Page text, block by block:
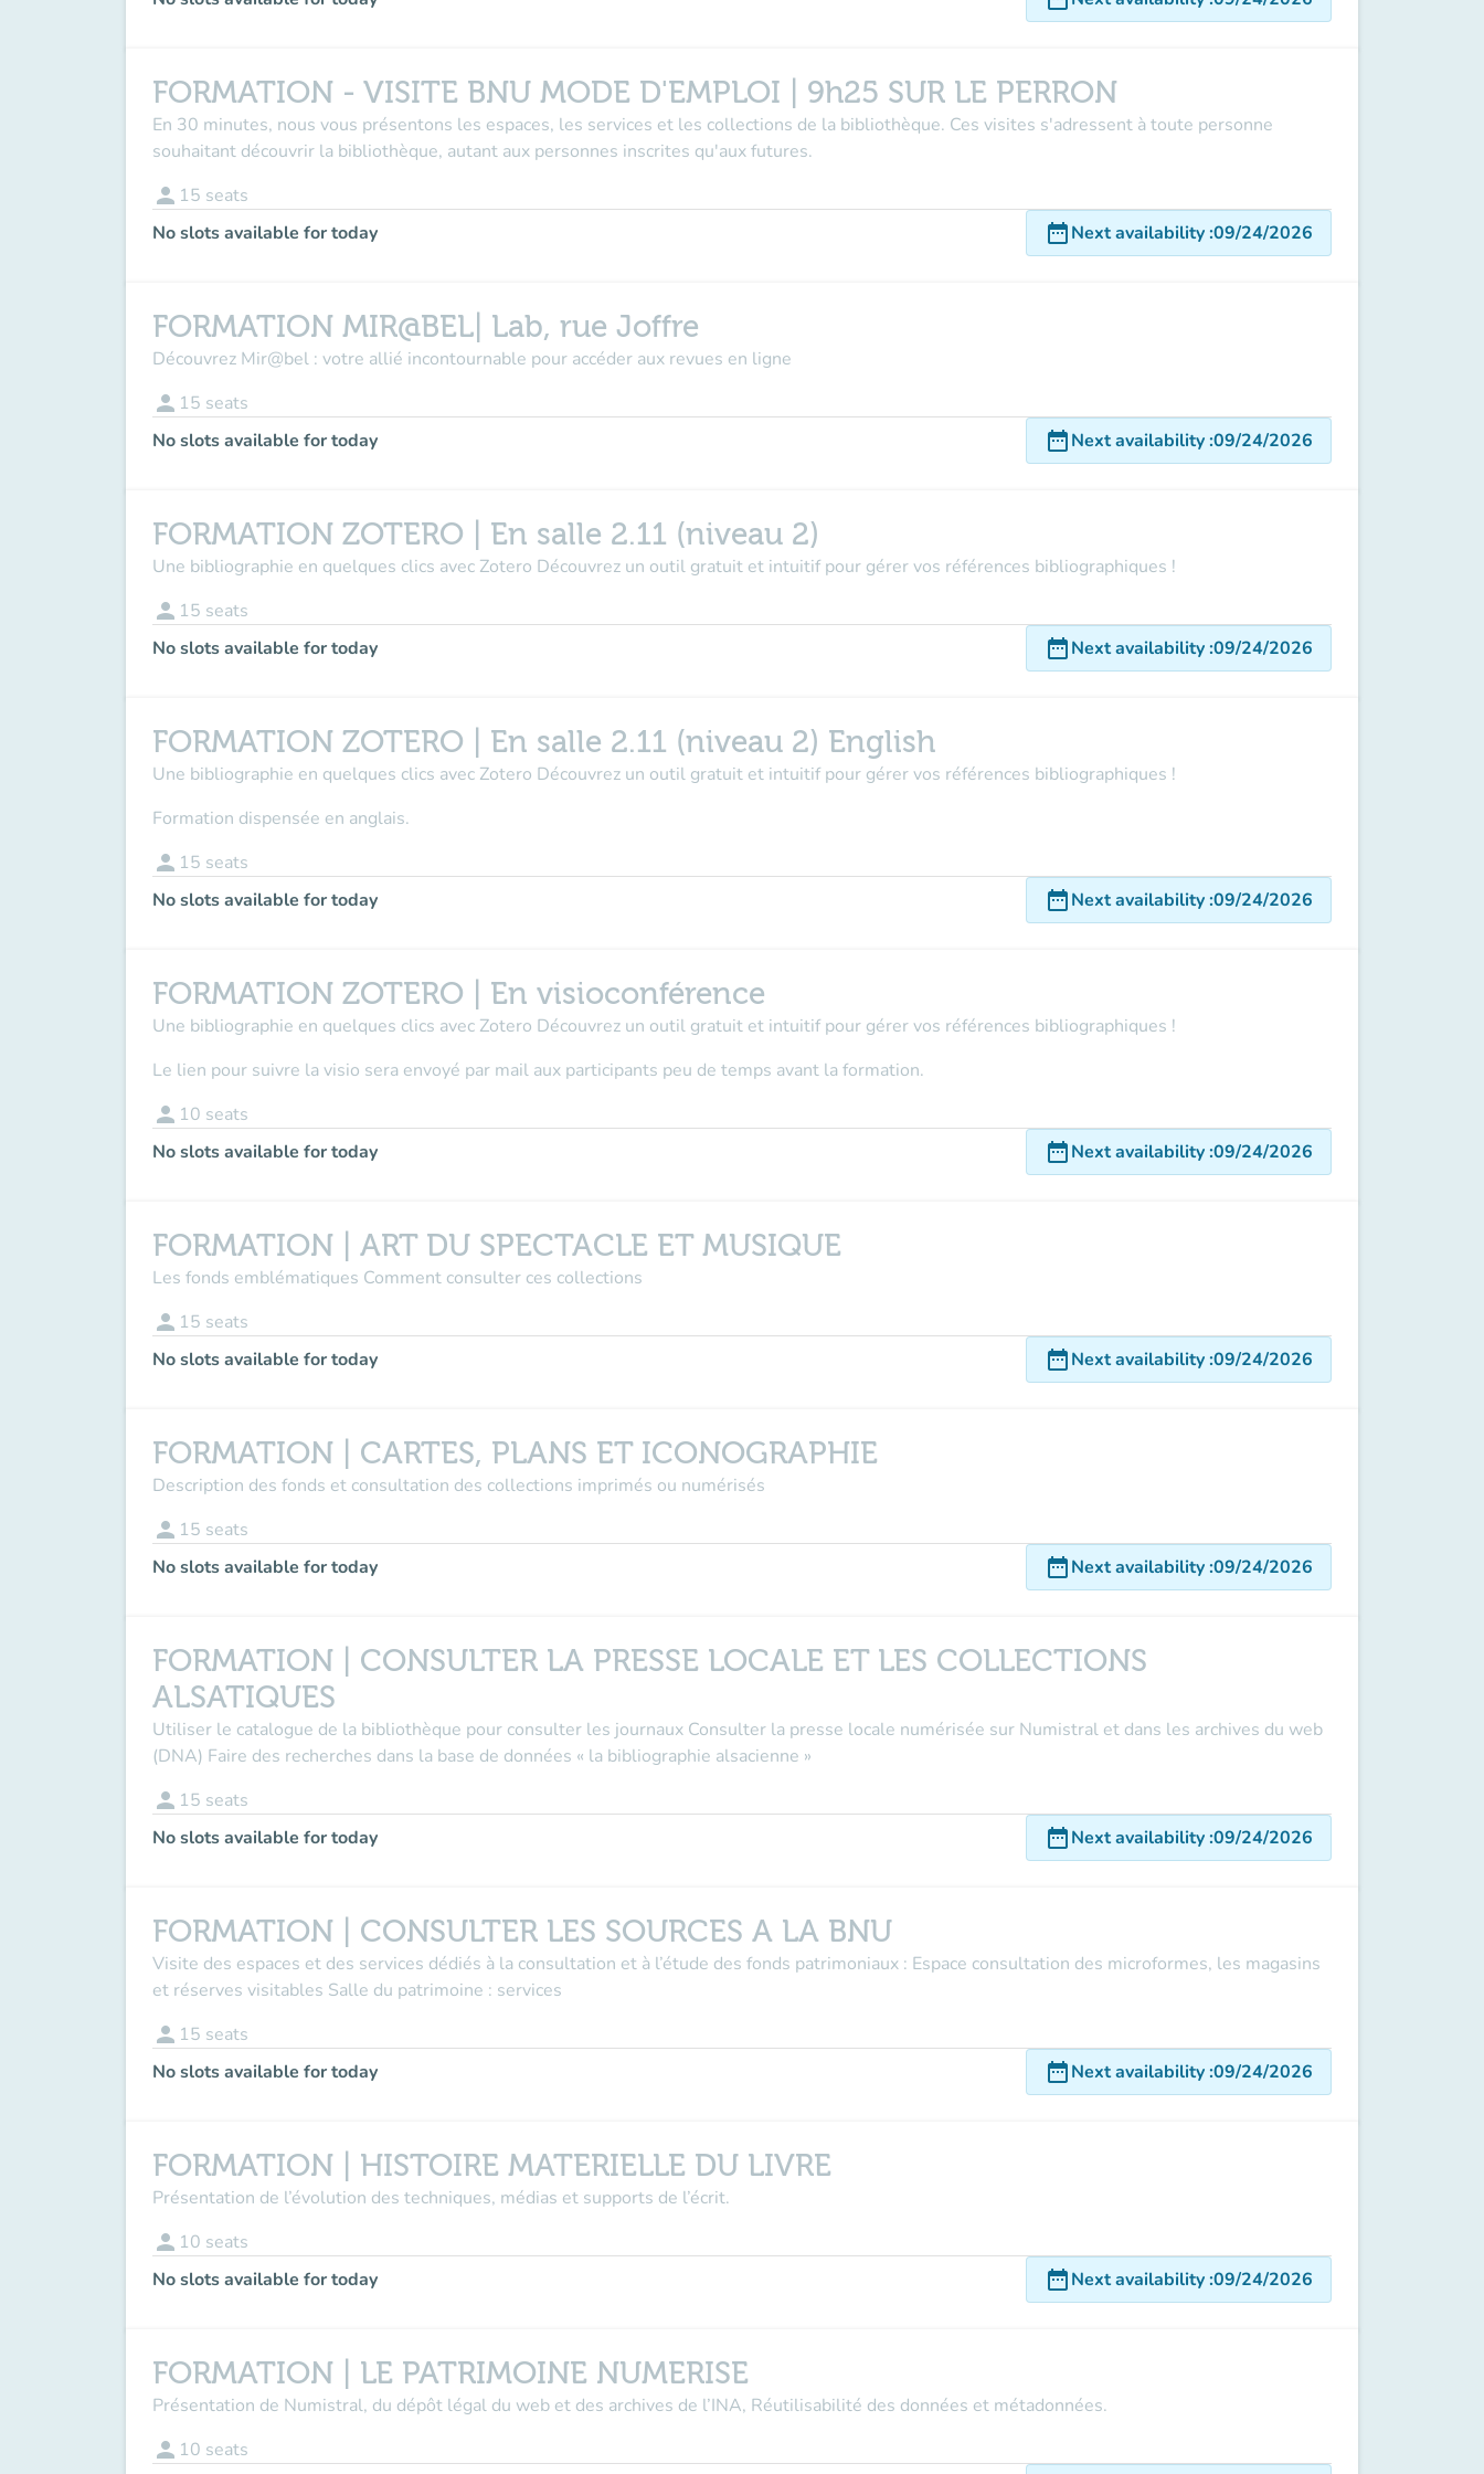
FORMATION - VISITE BNU MODE D'EMPLOI | 9h25 SUR LE PERRON
En 30 minutes, nous vous présentons les espaces, les services et les collections de la bibliothèque. Ces visites s'adressent à toute personne
souhaitant découvrir la bibliothèque, autant aux personnes inscrites qu'aux futures.
person 15 seats
No slots available for today
date_rangeNext availability:09/24/2026
FORMATION MIR@BEL| Lab, rue Joffre
Découvrez Mir@bel : votre allié incontournable pour accéder aux revues en ligne
person 15 seats
No slots available for today
date_rangeNext availability:09/24/2026
FORMATION ZOTERO | En salle 2.11 (niveau 2)
Une bibliographie en quelques clics avec Zotero Découvrez un outil gratuit et intuitif pour gérer vos références bibliographiques !
person 15 seats
No slots available for today
date_rangeNext availability:09/24/2026
FORMATION ZOTERO | En salle 2.11 (niveau 2) English
Une bibliographie en quelques clics avec Zotero Découvrez un outil gratuit et intuitif pour gérer vos références bibliographiques !
Formation dispensée en anglais.
person 15 seats
No slots available for today
date_rangeNext availability:09/24/2026
FORMATION ZOTERO | En visioconférence
Une bibliographie en quelques clics avec Zotero Découvrez un outil gratuit et intuitif pour gérer vos références bibliographiques !
Le lien pour suivre la visio sera envoyé par mail aux participants peu de temps avant la formation.
person 10 seats
No slots available for today
date_rangeNext availability:09/24/2026
FORMATION | ART DU SPECTACLE ET MUSIQUE
Les fonds emblématiques Comment consulter ces collections
person 15 seats
No slots available for today
date_rangeNext availability:09/24/2026
FORMATION | CARTES, PLANS ET ICONOGRAPHIE
Description des fonds et consultation des collections imprimés ou numérisés
person 15 seats
No slots available for today
date_rangeNext availability:09/24/2026
FORMATION | CONSULTER LA PRESSE LOCALE ET LES COLLECTIONS
ALSATIQUES
Utiliser le catalogue de la bibliothèque pour consulter les journaux Consulter la presse locale numérisée sur Numistral et dans les archives du web
(DNA) Faire des recherches dans la base de données « la bibliographie alsacienne »
person 15 seats
No slots available for today
date_rangeNext availability:09/24/2026
FORMATION | CONSULTER LES SOURCES A LA BNU
Visite des espaces et des services dédiés à la consultation et à l’étude des fonds patrimoniaux : Espace consultation des microformes, les magasins
et réserves visitables Salle du patrimoine : services
person 15 seats
No slots available for today
date_rangeNext availability:09/24/2026
FORMATION | HISTOIRE MATERIELLE DU LIVRE
Présentation de l’évolution des techniques, médias et supports de l’écrit.
person 10 seats
No slots available for today
date_rangeNext availability:09/24/2026
FORMATION | LE PATRIMOINE NUMERISE
Présentation de Numistral, du dépôt légal du web et des archives de l’INA, Réutilisabilité des données et métadonnées.
person 10 seats